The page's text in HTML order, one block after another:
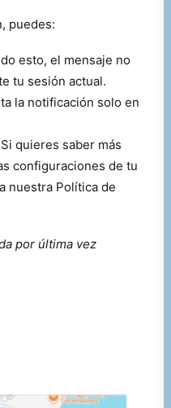
puedes:
esto, el mensaje no
tu sesión actual.
la notificación solo en
quieres saber más
configuraciones de tu
nuestra Política de
por última vez